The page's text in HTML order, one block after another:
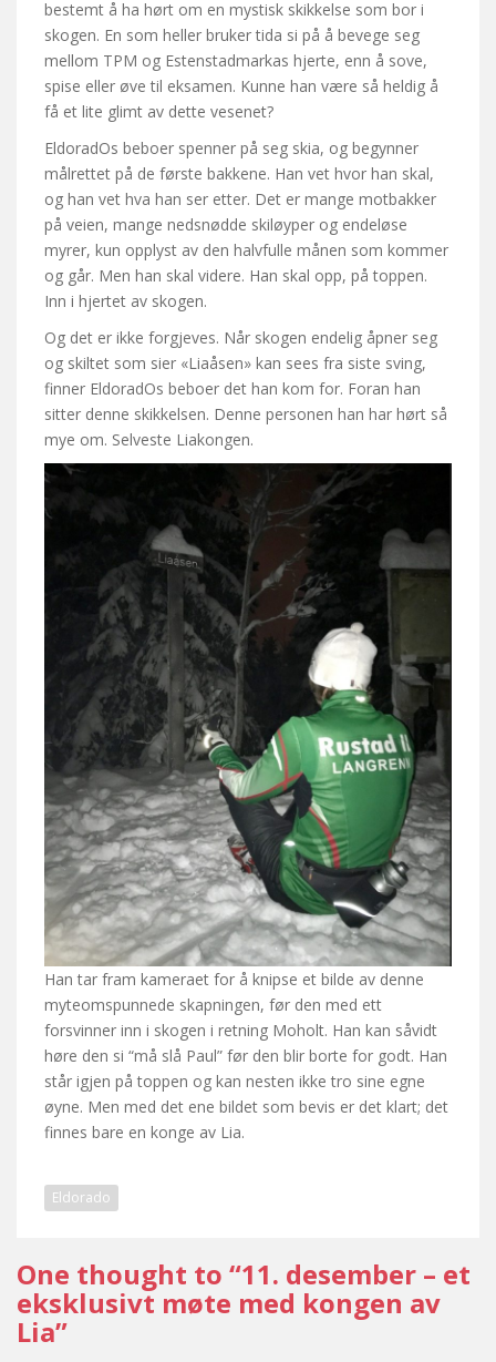
bestemt å ha hørt om en mystisk skikkelse som bor i
skogen. En som heller bruker tida si på å bevege seg
mellom TPM og Estenstadmarkas hjerte, enn å sove,
spise eller øve til eksamen. Kunne han være så heldig å
få et lite glimt av dette vesenet?
EldoradOs beboer spenner på seg skia, og begynner
målrettet på de første bakkene. Han vet hvor han skal,
og han vet hva han ser etter. Det er mange motbakker
på veien, mange nedsnødde skiløyper og endeløse
myrer, kun opplyst av den halvfulle månen som kommer
og går. Men han skal videre. Han skal opp, på toppen.
Inn i hjertet av skogen.
Og det er ikke forgjeves. Når skogen endelig åpner seg
og skiltet som sier «Liaåsen» kan sees fra siste sving,
finner EldoradOs beboer det han kom for. Foran han
sitter denne skikkelsen. Denne personen han har hørt så
mye om. Selveste Liakongen.
Han tar fram kameraet for å knipse et bilde av denne
myteomspunnede skapningen, før den med ett
forsvinner inn i skogen i retning Moholt. Han kan såvidt
høre den si “må slå Paul” før den blir borte for godt. Han
står igjen på toppen og kan nesten ikke tro sine egne
øyne. Men med det ene bildet som bevis er det klart; det
finnes bare en konge av Lia.
Eldorado
One thought to “11. desember – et
eksklusivt møte med kongen av
Lia”